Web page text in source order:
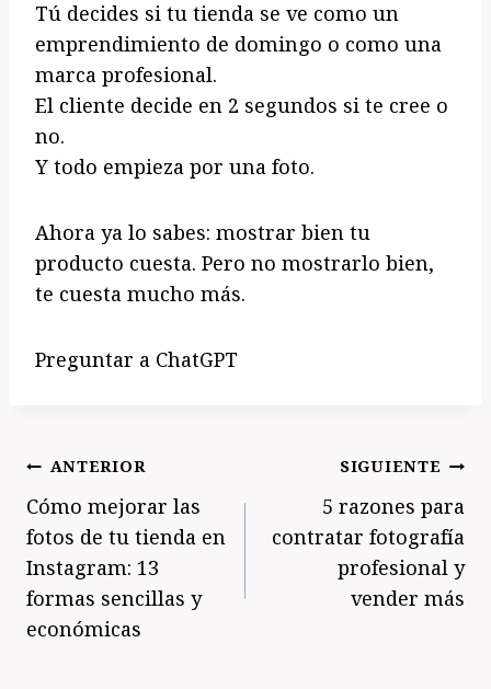
Tú decides si tu tienda se ve como un
emprendimiento de domingo o como una
marca profesional.
El cliente decide en 2 segundos si te cree o
no.
Y todo empieza por una foto.
Ahora ya lo sabes: mostrar bien tu
producto cuesta. Pero no mostrarlo bien,
te cuesta mucho más.
Preguntar a ChatGPT
Navegación
de
entradas
ANTERIOR
Cómo mejorar las
fotos de tu tienda en
Instagram: 13
formas sencillas y
económicas
SIGUIENTE
5 razones para
contratar fotografía
profesional y
vender más